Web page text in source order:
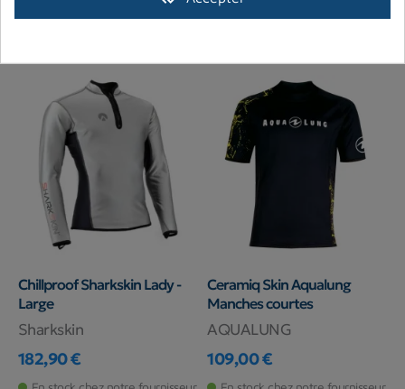
Prix
Chillproof Sharkskin Lady -
Large
Sharkskin
Prix
182,90 €
Ceramiq Skin Aqualung
Manches courtes
AQUALUNG
Prix
109,00 €